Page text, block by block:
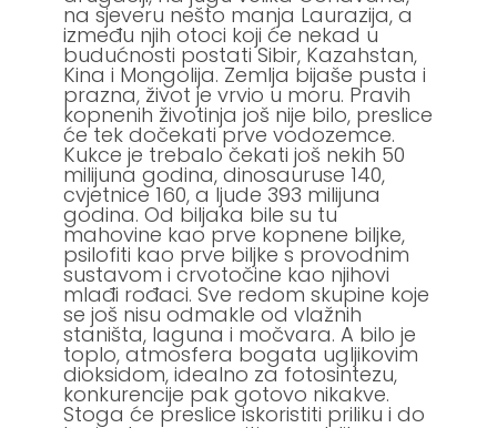
na sjeveru nešto manja Laurazija, a
između njih otoci koji će nekad u
budućnosti postati Sibir, Kazahstan,
Kina i Mongolija. Zemlja bijaše pusta i
prazna, život je vrvio u moru. Pravih
kopnenih životinja još nije bilo, preslice
će tek dočekati prve vodozemce.
Kukce je trebalo čekati još nekih 50
milijuna godina, dinosauruse 140,
cvjetnice 160, a ljude 393 milijuna
godina. Od biljaka bile su tu
mahovine kao prve kopnene biljke,
psilofiti kao prve biljke s provodnim
sustavom i crvotočine kao njihovi
mlađi rođaci. Sve redom skupine koje
se još nisu odmakle od vlažnih
staništa, laguna i močvara. A bilo je
toplo, atmosfera bogata ugljikovim
dioksidom, idealno za fotosintezu,
konkurencije pak gotovo nikakve.
Stoga će preslice iskoristiti priliku i do